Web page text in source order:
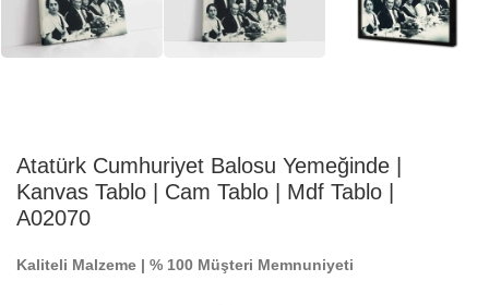
Atatürk Cumhuriyet Balosu Yemeğinde |
Kanvas Tablo | Cam Tablo | Mdf Tablo |
A02070
Kaliteli Malzeme | % 100 Müşteri Memnuniyeti